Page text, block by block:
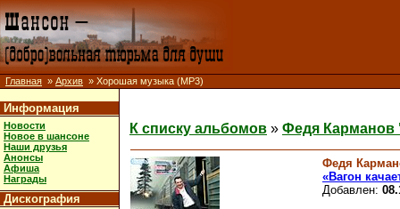
Главная » Архив » Хорошая музыка (MP3)
Информация
Новости
Новое в шансоне
Наши друзья
Анонсы
Афиша
Награды
Дискография
К списку альбомов » Федя Карманов
Федя
«Вагон
Добавлен: